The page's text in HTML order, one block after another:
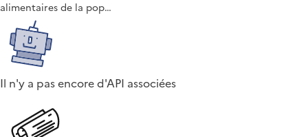
alimentaires de la pop…
Il n'y a pas encore d'API associées